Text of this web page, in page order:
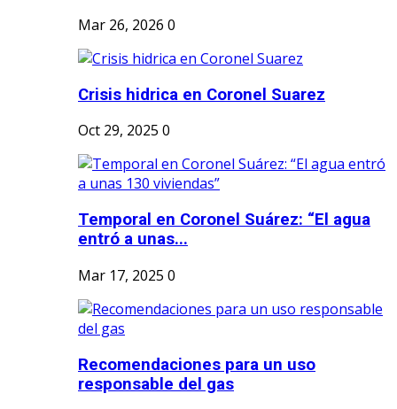
Mar 26, 2026 0
Crisis hidrica en Coronel Suarez
Oct 29, 2025 0
Temporal en Coronel Suárez: “El agua
entró a unas...
Mar 17, 2025 0
Recomendaciones para un uso
responsable del gas